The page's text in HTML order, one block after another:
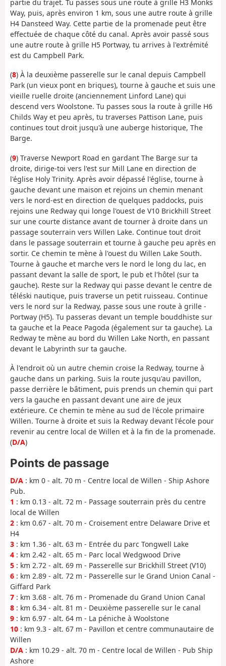
partie du trajet. Tu passes sous une route à grille H3 Monks
Way, puis, après environ 1 km, sous une autre route à grille
H4 Dansteed Way. Cette partie de la promenade peut être
effectuée de chaque côté du canal. Après avoir passé sous
une autre route à grille H5 Portway, tu arrives à l'extrémité
est du Campbell Park.
(8) À la deuxième passerelle sur le canal depuis Campbell
Park (un vieux pont en briques), tourne à gauche et suis une
vieille ruelle droite (anciennement Linford Lane) qui
descend vers Woolstone. Tu passes sous la route à grille H6
Childs Way et peu après, tu traverses Pattison Lane, puis
continues tout droit jusqu'à une auberge historique, The
Barge.
(9) Traverse Newport Road en gardant The Barge sur ta
droite, dirige-toi vers l'est sur Mill Lane en direction de
l'église Holy Trinity. Après avoir dépassé l'église, tourne à
gauche devant une maison et rejoins un chemin menant
vers le nord-est en direction de quelques paddocks, puis
rejoins une Redway qui longe l'ouest de V10 Brickhill Street
sur une courte distance avant de tourner à droite dans un
passage souterrain vers Willen Lake. Continue tout droit
dans le passage souterrain et tourne à gauche peu après en
sortir. Ce chemin te mène à l'ouest du Willen Lake South.
Tourne à gauche et marche vers le nord le long du lac, en
passant devant la salle de sport, le pub et l'hôtel (sur ta
gauche). Reste sur la Redway qui passe devant le centre de
téléski nautique, puis traverse un petit ruisseau. Continue
vers le nord sur la Redway, passe sous une route à grille -
Portway (H5). Tu passeras devant un temple bouddhiste sur
ta gauche et la Peace Pagoda (également sur ta gauche). La
Redway te mène au bord du Willen Lake North, en passant
devant le Labyrinth sur ta gauche.
À l'endroit où un autre chemin croise la Redway, tourne à
gauche dans un parking. Suis la route jusqu'au pavillon,
passe derrière le bâtiment, puis prends un chemin qui part
vers la gauche en passant devant une aire de jeux
extérieure. Ce chemin te mène au sud de l'école primaire
Willen. Tourne à droite et suis la Redway devant l'école pour
revenir au centre local de Willen et à la fin de la promenade.
(D/A)
Points de passage
D/A : km 0 - alt. 70 m - Centre local de Willen - Ship Ashore
Pub.
1 : km 0.13 - alt. 72 m - Passage souterrain près du centre
local de Willen
2 : km 0.67 - alt. 70 m - Croisement entre Delaware Drive et
H4
3 : km 1.36 - alt. 63 m - Entrée du parc Tongwell Lake
4 : km 2.42 - alt. 65 m - Parc local Wedgwood Drive
5 : km 2.72 - alt. 69 m - Passerelle sur Brickhill Street (V10)
6 : km 2.89 - alt. 72 m - Passerelle sur le Grand Union Canal -
Giffard Park
7 : km 3.68 - alt. 76 m - Promenade du Grand Union Canal
8 : km 6.34 - alt. 81 m - Deuxième passerelle sur le canal
9 : km 6.97 - alt. 64 m - La péniche à Woolstone
10 : km 9.3 - alt. 67 m - Pavillon et centre communautaire de
Willen
D/A : km 10.29 - alt. 70 m - Centre local de Willen - Pub Ship
Ashore